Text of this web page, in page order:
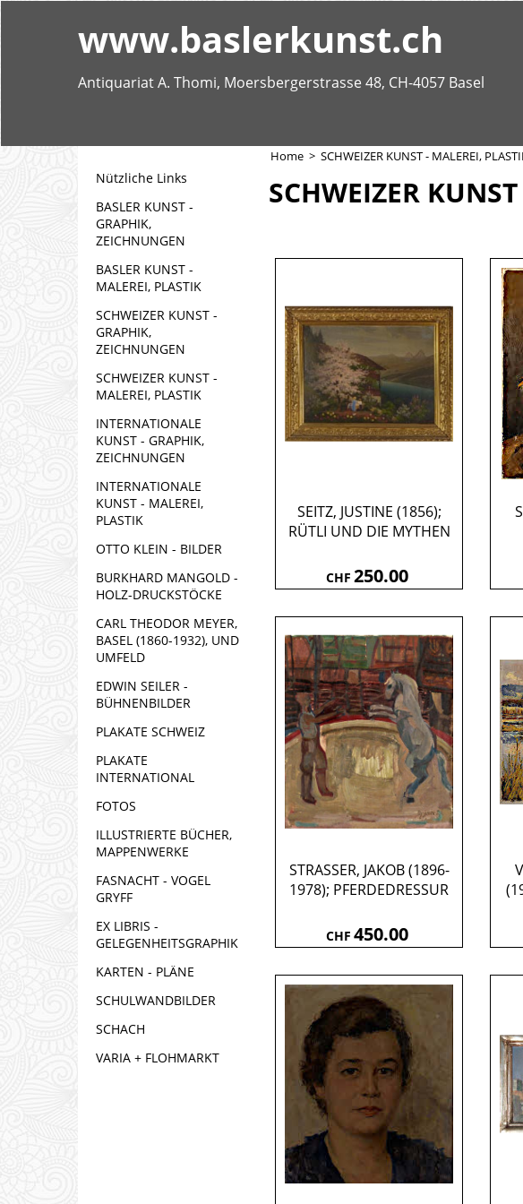
www.baslerkunst.ch
Antiquariat A. Thomi, Moersbergerstrasse 48, CH-4057 Basel
Nützliche Links
BASLER KUNST -
GRAPHIK,
ZEICHNUNGEN
BASLER KUNST -
MALEREI, PLASTIK
SCHWEIZER KUNST -
GRAPHIK,
ZEICHNUNGEN
SCHWEIZER KUNST -
MALEREI, PLASTIK
INTERNATIONALE
KUNST - GRAPHIK,
ZEICHNUNGEN
INTERNATIONALE
KUNST - MALEREI,
PLASTIK
OTTO KLEIN - BILDER
BURKHARD MANGOLD -
HOLZ-DRUCKSTÖCKE
CARL THEODOR MEYER,
BASEL (1860-1932), UND
UMFELD
EDWIN SEILER -
BÜHNENBILDER
PLAKATE SCHWEIZ
PLAKATE
INTERNATIONAL
FOTOS
ILLUSTRIERTE BÜCHER,
MAPPENWERKE
FASNACHT - VOGEL
GRYFF
EX LIBRIS -
GELEGENHEITSGRAPHIK
KARTEN - PLÄNE
SCHULWANDBILDER
SCHACH
VARIA + FLOHMARKT
Home > SCHWEIZER KUNST - MALEREI,
SCHWEIZER
SEITZ, JUSTINE (1856);
RÜTLI UND DIE MYTHEN
CHF 250.00
STRASSER, JAKOB (1896-
1978); PFERDEDRESSUR
CHF 450.00